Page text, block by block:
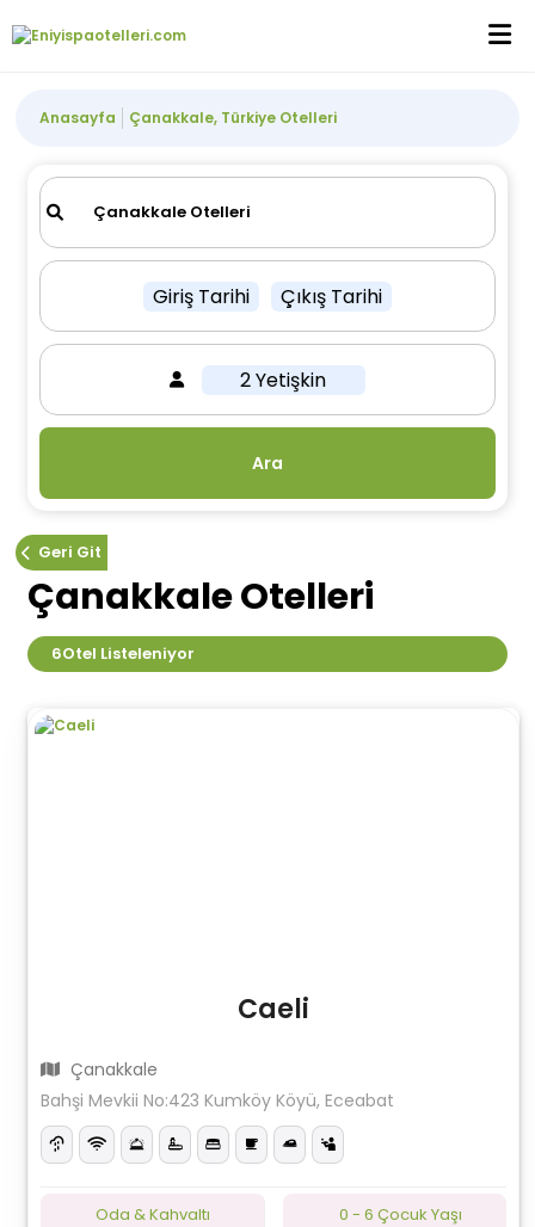
Anasayfa Çanakkale, Türkiye Otelleri
Giriş Tarihi Çıkış Tarihi
2 Yetişkin
Ara
Geri Git
Çanakkale Otelleri
6Otel Listeleniyor
Caeli
Çanakkale
Bahşi Mevkii No:423 Kumköy Köyü, Eceabat
Oda & Kahvaltı 0 - 6 Çocuk Yaşı